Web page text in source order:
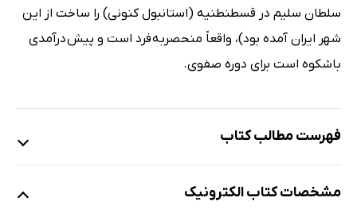
سلطان سلیم در قسطنطنیه (استانبول کنونی) را ساخت از این
شهر ایران آمده بود)، واقعاً منحصربه فرد است و پیش درآمدی
باشکوه است برای دوره صفوی.
فهرست مطالب کتاب
مشخصات کتاب الکترونیک